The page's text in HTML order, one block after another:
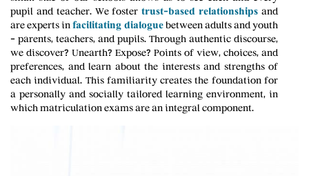
pupil and teacher. We fostertrust-based relationships and
are experts infacilitating dialoguebetween adults and youth
– parents, teachers, and pupils. Through authentic discourse,
we discover? Unearth? Expose? Points of view, choices, and
preferences, and learn about the interests and strengths of
each individual. This familiarity creates the foundation for
a personally and socially tailored learning environment, in
which matriculation exams are an integral component.